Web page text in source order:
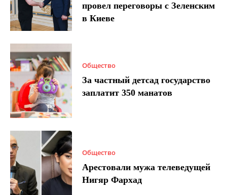
провел переговоры с Зеленским
в Киеве
Общество
За частный детсад государство
заплатит 350 манатов
Общество
Арестовали мужа телеведущей
Нигяр Фархад